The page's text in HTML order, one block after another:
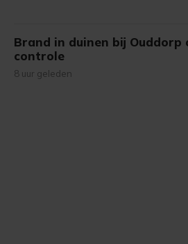
Brand in duinen bij Ouddorp
controle
8 uur geleden